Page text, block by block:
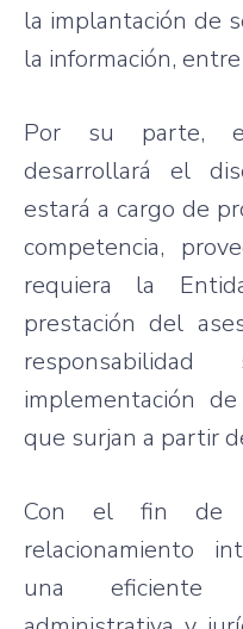
la implantación de
la información,
Por su parte,
desarrollará el
estará a cargo de
competencia,
requiera la
prestación del
implementación
que surjan a partir
Con el fin de
relacionamiento
una eficiente